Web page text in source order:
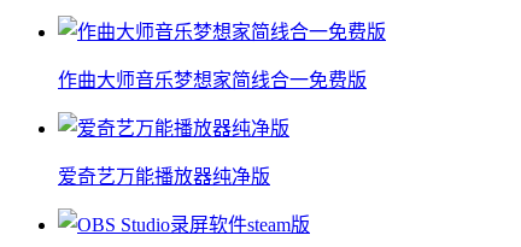
作曲大师音乐梦想家简线合一免费版
爱奇艺万能播放器纯净版